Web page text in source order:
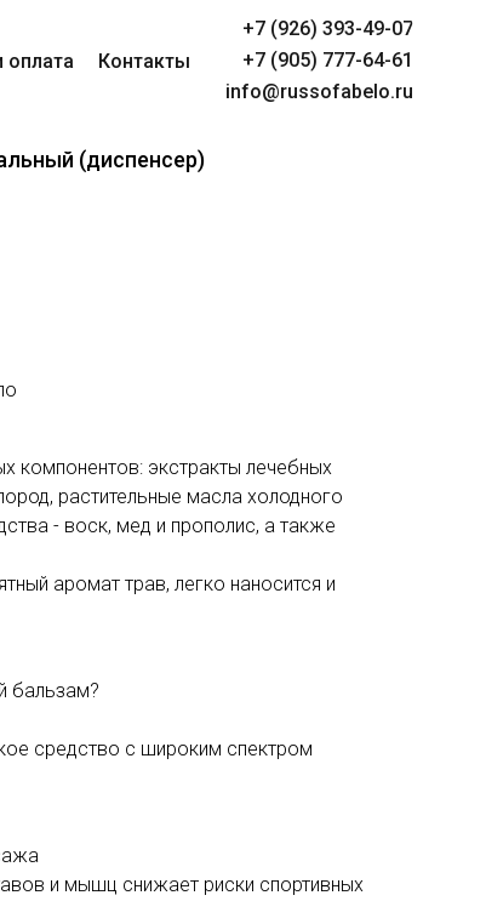
оплата Контакты
+7 (926) 393-49-07
+7 (905) 777-64-61
info@russofabelo.ru
(диспенсер)
компонентов: экстракты лечебных
растительные масла холодного
- воск, мед и прополис, а также
аромат трав, легко наносится и
бальзам?
средство с широким спектром
и мышц снижает риски спортивных